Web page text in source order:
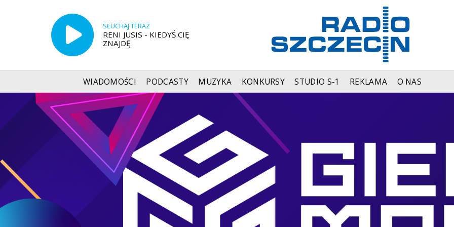
SŁUCHAJ TERAZ
RENI JUSIS - KIEDYŚ CIĘ
ZNAJDĘ
WIADOMOŚCI PODCASTY MUZYKA KONKURSY STUDIO S-1 REKLAMA O NAS